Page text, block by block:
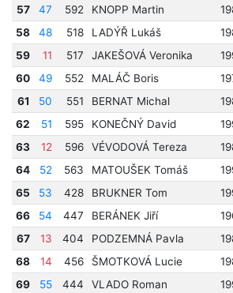
57
47 592 KNOPP Martin
58
48 518 LADÝŘ Lukáš
59
11 517 JAKEŠOVÁ Veronika
60
49 552 MALÁČ Boris
61
50 551 BERNAT Michal
62
51 595 KONEČNÝ David
63
12 596 VÉVODOVÁ Tereza
64
52 563 MATOUŠEK Tomáš
65
53 428 BRUKNER Tom
66
54 447 BERÁNEK Jiří
67
13 404 PODZEMNÁ Pavla
68
14 456 ŠMOTKOVÁ Lucie
69
55 444 VLADO Roman